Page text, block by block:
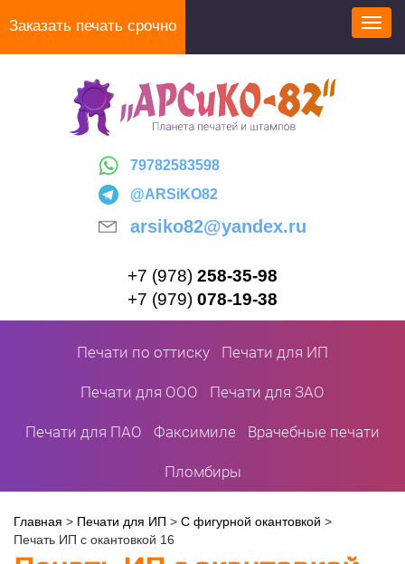
Заказать печать срочно
79782583598
@ARSiKO82
arsiko82@yandex.ru
+7 (978) 258-35-98
+7 (979) 078-19-38
Печати по оттиску Печати для ИП
Печати для ООО Печати для ЗАО
Печати для ПАО Факсимиле Врачебные печати
Пломбиры
Вы
здесь
Главная > Печати для ИП > С фигурной окантовкой >
Печать ИП с окантовкой 16